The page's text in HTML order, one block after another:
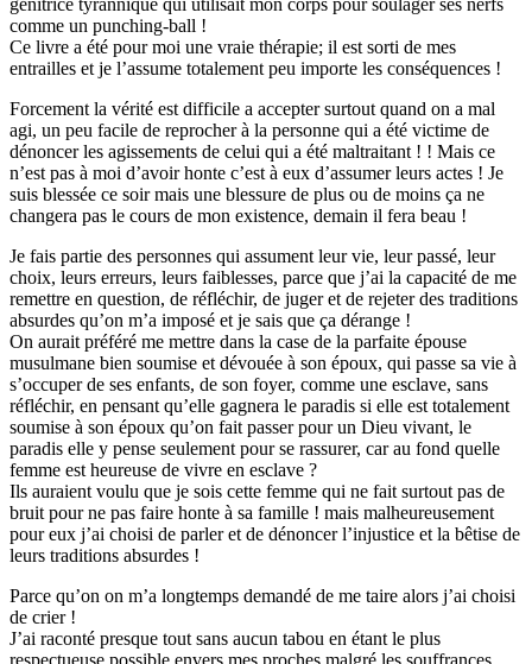
génitrice tyrannique qui utilisait mon corps pour soulager ses nerfs
comme un punching-ball !
Ce livre a été pour moi une vraie thérapie; il est sorti de mes
entrailles et je l’assume totalement peu importe les conséquences !
Forcement la vérité est difficile a accepter surtout quand on a mal
agi, un peu facile de reprocher à la personne qui a été victime de
dénoncer les agissements de celui qui a été maltraitant ! ! Mais ce
n’est pas à moi d’avoir honte c’est à eux d’assumer leurs actes ! Je
suis blessée ce soir mais une blessure de plus ou de moins ça ne
changera pas le cours de mon existence, demain il fera beau !
Je fais partie des personnes qui assument leur vie, leur passé, leur
choix, leurs erreurs, leurs faiblesses, parce que j’ai la capacité de me
remettre en question, de réfléchir, de juger et de rejeter des traditions
absurdes qu’on m’a imposé et je sais que ça dérange !
On aurait préféré me mettre dans la case de la parfaite épouse
musulmane bien soumise et dévouée à son époux, qui passe sa vie à
s’occuper de ses enfants, de son foyer, comme une esclave, sans
réfléchir, en pensant qu’elle gagnera le paradis si elle est totalement
soumise à son époux qu’on fait passer pour un Dieu vivant, le
paradis elle y pense seulement pour se rassurer, car au fond quelle
femme est heureuse de vivre en esclave ?
Ils auraient voulu que je sois cette femme qui ne fait surtout pas de
bruit pour ne pas faire honte à sa famille ! mais malheureusement
pour eux j’ai choisi de parler et de dénoncer l’injustice et la bêtise de
leurs traditions absurdes !
Parce qu’on on m’a longtemps demandé de me taire alors j’ai choisi
de crier !
J’ai raconté presque tout sans aucun tabou en étant le plus